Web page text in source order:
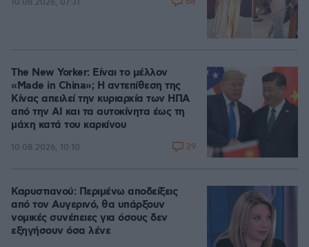
10.08.2026, 07:31
The New Yorker: Είναι το μέλλον
«Made in China»; Η αντεπίθεση της
Κίνας απειλεί την κυριαρχία των ΗΠΑ
από την ΑΙ και τα αυτοκίνητα έως τη
μάχη κατά του καρκίνου
10.08.2026, 10:10 29
Καρυστιανού: Περιμένω αποδείξεις
από τον Αυγερινό, θα υπάρξουν
νομικές συνέπειες για όσους δεν
εξηγήσουν όσα λένε